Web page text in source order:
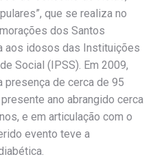
que se realiza no
dos Santos
aos idosos das Instituições
Social (IPSS). Em 2009,
presença de cerca de 95
ano abrangido cerca
e em articulação com o
evento teve a